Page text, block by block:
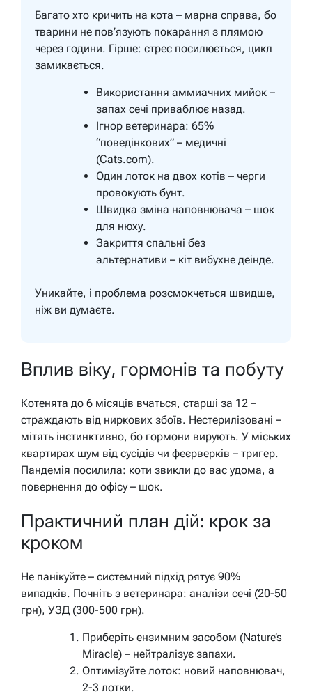
Багато хто кричить на кота – марна справа, бо
тварини не пов’язують покарання з плямою
через години. Гірше: стрес посилюється, цикл
замикається.
Використання аммиачних мийок –
запах сечі приваблює назад.
Ігнор ветеринара: 65%
“поведінкових” – медичні
(Cats.com).
Один лоток на двох котів – черги
провокують бунт.
Швидка зміна наповнювача – шок
для нюху.
Закриття спальні без
альтернативи – кіт вибухне деінде.
Уникайте, і проблема розсмокчеться швидше,
ніж ви думаєте.
Вплив віку, гормонів та побуту
Котенята до 6 місяців вчаться, старші за 12 –
страждають від ниркових збоїв. Нестерилізовані –
мітять інстинктивно, бо гормони вирують. У міських
квартирах шум від сусідів чи феєрверків – тригер.
Пандемія посилила: коти звикли до вас удома, а
повернення до офісу – шок.
Практичний план дій: крок за
кроком
Не панікуйте – системний підхід рятує 90%
випадків. Почніть з ветеринара: аналізи сечі (20-50
грн), УЗД (300-500 грн).
Приберіть ензимним засобом (Nature’s
Miracle) – нейтралізує запахи.
Оптимізуйте лоток: новий наповнювач,
2-3 лотки.